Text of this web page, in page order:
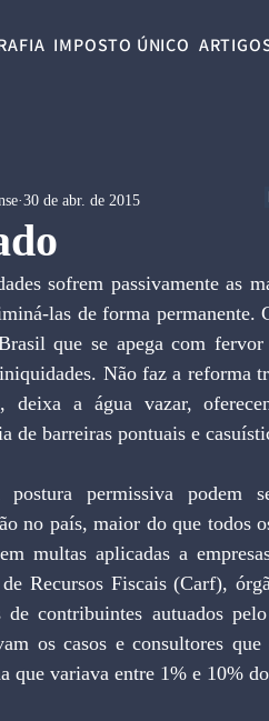
IMPOSTO ÚNICO
30 de abr. de 2015
las de forma
que se apega com
Não faz a reforma
deixa a água vazar,
de barreiras pontuais e
no país, maior do que todos
multas aplicadas a
Recursos Fiscais (Carf),
contribuintes autuados
os casos e consultores
que variava entre 1% e 10%